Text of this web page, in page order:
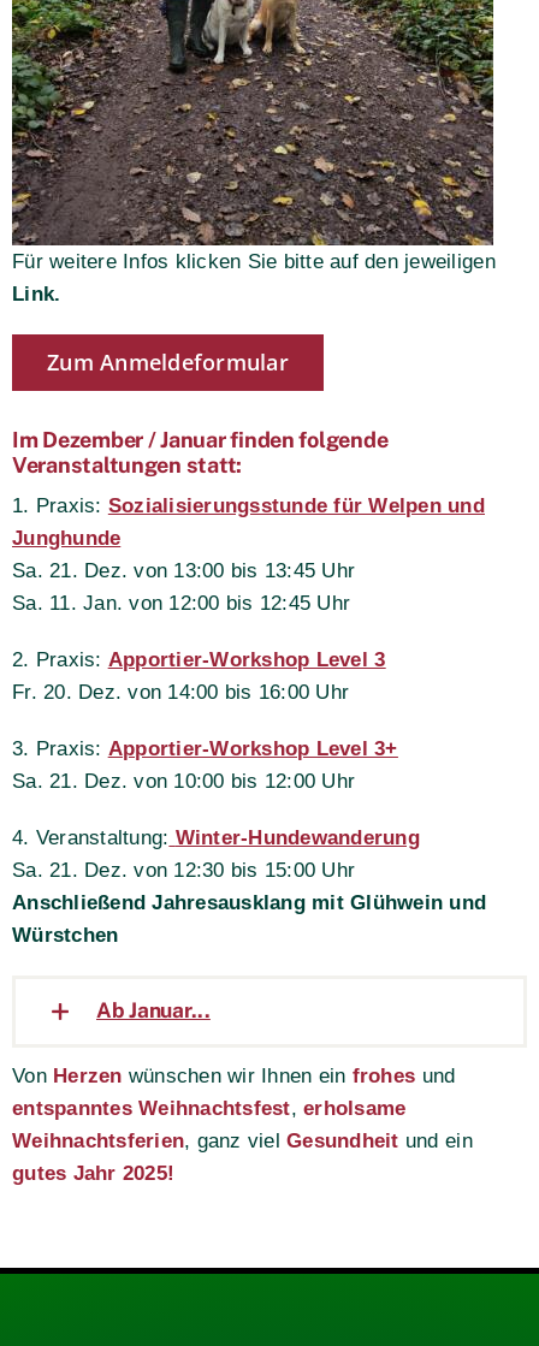
Für weitere Infos klicken Sie bitte auf den jeweiligen
Link.
Zum Anmeldeformular
Im Dezember / Januar finden folgende
Veranstaltungen statt:
1. Praxis: Sozialisierungsstunde für Welpen und
Junghunde
Sa. 21. Dez. von 13:00 bis 13:45 Uhr
Sa. 11. Jan. von 12:00 bis 12:45 Uhr
2. Praxis: Apportier-Workshop Level 3
Fr. 20. Dez. von 14:00 bis 16:00 Uhr
3. Praxis: Apportier-Workshop Level 3+
Sa. 21. Dez. von 10:00 bis 12:00 Uhr
4. Veranstaltung: Winter-Hundewanderung
Sa. 21. Dez. von 12:30 bis 15:00 Uhr
Anschließend Jahresausklang mit Glühwein und
Würstchen
Ab Januar...
Von Herzen wünschen wir Ihnen ein frohes und
entspanntes Weihnachtsfest, erholsame
Weihnachtsferien, ganz vielGesundheit und ein
gutes Jahr 2025!